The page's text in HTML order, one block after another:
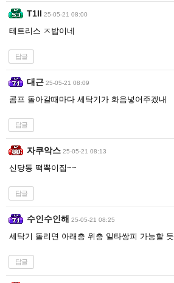
T1ll 25-05-21 08:00
테트리스 ㅈ밥이네
답글
대근 25-05-21 08:09
콤프 돌아갈때마다 세탁기가 화음넣어주겠내
답글
자쿠악스 25-05-21 08:13
신당동 떡뽁이집~~
답글
수인수인해 25-05-21 08:25
세탁기 돌리면 아래층 위층 일타쌍피 가능할 듯
답글